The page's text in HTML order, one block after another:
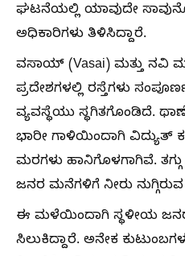
ಘಟನೆಯಲ್ಲಿ ಯಾವುದೇ
ಅಧಿಕಾರಿಗಳು ತಿಳಿಸಿದ್ದಾರೆ.
ವಸಾಯ್ (Vasai) ಮತ್ತು ನವಿ
ಪ್ರದೇಶಗಳಲ್ಲಿ ರಸ್ತೆಗಳು
ವ್ಯವಸ್ಥೆಯು ಸ್ಥಗಿತಗೊಂಡಿದೆ.
ಭಾರೀ ಗಾಳಿಯಿಂದಾಗಿ ವಿದ್ಯುತ್
ಮರಗಳು ಹಾನಿಗೊಳಗಾಗಿವೆ. ತಗ್ಗು
ಜನರ ಮನೆಗಳಿಗೆ ನೀರು
ಈ ಮಳೆಯಿಂದಾಗಿ ಸ್ಥಳೀಯ ಜನರು
ಸಿಲುಕಿದ್ದಾರೆ. ಅನೇಕ